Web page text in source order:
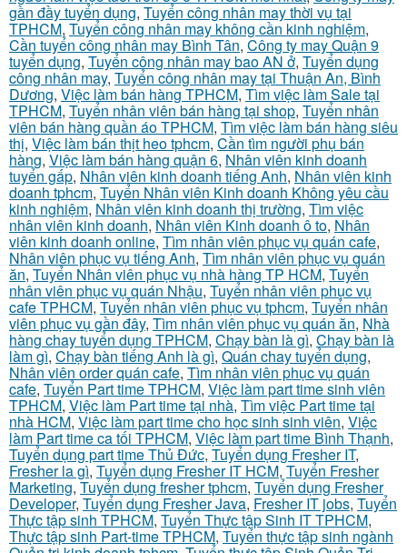
gần đầy tuyển dụng, Tuyển công nhân may thời vụ tại
TPHCM, Tuyển công nhân may không cần kinh nghiệm,
Cần tuyển công nhân may Bình Tân, Công ty may Quận 9
tuyển dụng, Tuyển công nhân may bao AN ở, Tuyển dụng
công nhân may, Tuyển công nhân may tại Thuận An, Bình
Dương, Việc làm bán hàng TPHCM, Tìm việc làm Sale tại
TPHCM, Tuyển nhân viên bán hàng tại shop, Tuyển nhân
viên bán hàng quần áo TPHCM, Tìm việc làm bán hàng siêu
thị, Việc làm bán thịt heo tphcm, Cần tìm người phụ bán
hàng, Việc làm bán hàng quận 6, Nhân viên kinh doanh
tuyển gấp, Nhân viên kinh doanh tiếng Anh, Nhân viên kinh
doanh tphcm, Tuyển Nhân viên Kinh doanh Không yêu cầu
kinh nghiệm, Nhân viên kinh doanh thị trường, Tìm việc
nhân viên kinh doanh, Nhân viên Kinh doanh ô to, Nhân
viên kinh doanh online, Tìm nhân viên phục vụ quán cafe,
Nhân viên phục vụ tiếng Anh, Tìm nhân viên phục vụ quán
ăn, Tuyển Nhân viên phục vụ nhà hàng TP HCM, Tuyển
nhân viên phục vụ quán Nhậu, Tuyển nhân viên phục vụ
cafe TPHCM, Tuyển nhân viên phục vụ tphcm, Tuyển nhân
viên phục vụ gần đây, Tìm nhân viên phục vụ quán ăn, Nhà
hàng chay tuyển dụng TPHCM, Chạy bàn là gì, Chạy bàn là
làm gì, Chạy bàn tiếng Anh là gì, Quán chay tuyển dụng,
Nhân viên order quán cafe, Tìm nhân viên phục vụ quán
cafe, Tuyển Part time TPHCM, Việc làm part time sinh viên
TPHCM, Việc làm Part time tại nhà, Tìm việc Part time tại
nhà HCM, Việc làm part time cho học sinh sinh viên, Việc
làm Part time ca tối TPHCM, Việc làm part time Bình Thạnh,
Tuyển dụng part time Thủ Đức, Tuyển dụng Fresher IT,
Fresher la gì, Tuyển dụng Fresher IT HCM, Tuyển Fresher
Marketing, Tuyển dụng fresher tphcm, Tuyển dụng Fresher
Developer, Tuyển dụng Fresher Java, Fresher IT jobs, Tuyển
Thực tập sinh TPHCM, Tuyển Thực tập Sinh IT TPHCM,
Thực tập sinh Part-time TPHCM, Tuyển thực tập sinh ngành